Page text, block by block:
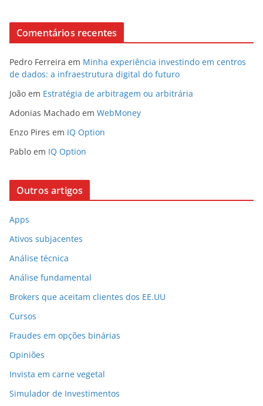
Comentários recentes
Pedro Ferreira em Minha experiência investindo em centros
de dados: a infraestrutura digital do futuro
João em Estratégia de arbitragem ou arbitrária
Adonias Machado em WebMoney
Enzo Pires em IQ Option
Pablo em IQ Option
Outros artigos
Apps
Ativos subjacentes
Análise técnica
Análise fundamental
Brokers que aceitam clientes dos EE.UU
Cursos
Fraudes em opções binárias
Opiniões
Invista em carne vegetal
Simulador de Investimentos